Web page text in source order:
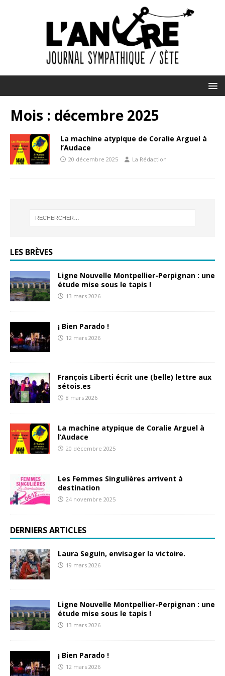
Mois : décembre 2025
La machine atypique de Coralie Arguel à
l’Audace
20 décembre 2025 La Rédaction
LES BRÈVES
Ligne Nouvelle Montpellier-Perpignan : une
étude mise sous le tapis !
13 mars 2026
¡ Bien Parado !
12 mars 2026
François Liberti écrit une (belle) lettre aux
sétois.es
8 mars 2026
La machine atypique de Coralie Arguel à
l’Audace
20 décembre 2025
Les Femmes Singulières arrivent à
destination
24 novembre 2025
DERNIERS ARTICLES
Laura Seguin, envisager la victoire.
19 mars 2026
Ligne Nouvelle Montpellier-Perpignan : une
étude mise sous le tapis !
13 mars 2026
¡ Bien Parado !
12 mars 2026